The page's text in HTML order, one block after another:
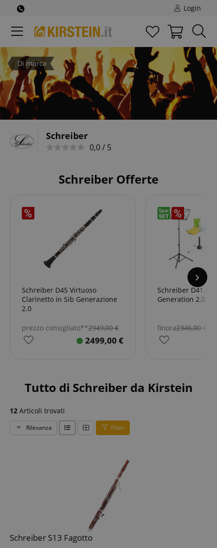
Login
Di marca
Schreiber
0,0 / 5
Schreiber Offerte
Schreiber D45 Virtuoso
Clarinetto in Sib Generazione
2.0
prezzo consigliato**2949,00€
2499,00 €
Schreiber D41
Generation 2.0 Set
finora2346,00€
Tutto di Schreiber da Kirstein
12 Articoli trovati
Rilevanza Filter
Schreiber S13 Fagotto